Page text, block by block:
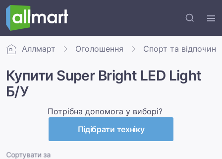
Аллмарт Оголошення Спорт та
Купити Super Bright LED Light
Б/У
Потрібна допомога у виборі?
Підібрати техніку
Сортувати за